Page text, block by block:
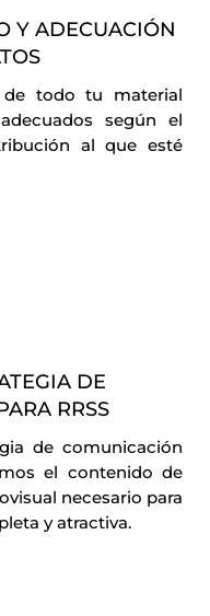
Y ADECUACIÓN
de todo tu material
según el
al que esté
DE
RRSS
de comunicación
el contenido de
necesario para
y atractiva.